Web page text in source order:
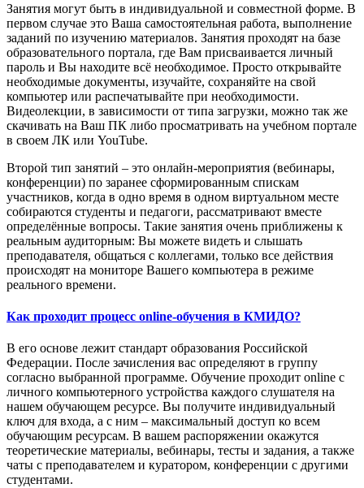
Занятия могут быть в индивидуальной и совместной форме. В
первом случае это Ваша самостоятельная работа, выполнение
заданий по изучению материалов. Занятия проходят на базе
образовательного портала, где Вам присваивается личный
пароль и Вы находите всё необходимое. Просто открывайте
необходимые документы, изучайте, сохраняйте на свой
компьютер или распечатывайте при необходимости.
Видеолекции, в зависимости от типа загрузки, можно так же
скачивать на Ваш ПК либо просматривать на учебном портале
в своем ЛК или YouTube.
Второй тип занятий – это онлайн-мероприятия (вебинары,
конференции) по заранее сформированным спискам
участников, когда в одно время в одном виртуальном месте
собираются студенты и педагоги, рассматривают вместе
определённые вопросы. Такие занятия очень приближены к
реальным аудиторным: Вы можете видеть и слышать
преподавателя, общаться с коллегами, только все действия
происходят на мониторе Вашего компьютера в режиме
реального времени.
Как проходит процесс online-обучения в КМИДО?
В его основе лежит стандарт образования Российской
Федерации. После зачисления вас определяют в группу
согласно выбранной программе. Обучение проходит online с
личного компьютерного устройства каждого слушателя на
нашем обучающем ресурсе. Вы получите индивидуальный
ключ для входа, а с ним – максимальный доступ ко всем
обучающим ресурсам. В вашем распоряжении окажутся
теоретические материалы, вебинары, тесты и задания, а также
чаты с преподавателем и куратором, конференции с другими
студентами.